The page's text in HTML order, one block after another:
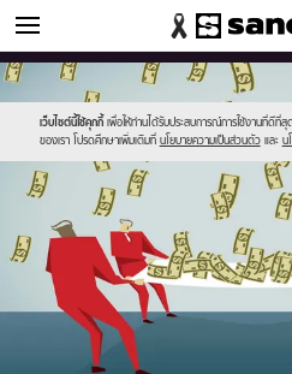
ดูดวง
เว็บไซต์นี้ใช้คุกกี้ เพื่อให้ท่านได้รับประสบการณ์การใช้งานที่ดีที่สุ
ของเรา โปรดศึกษาเพิ่มเติมที่ นโยบายความเป็นส่วนตัว และ น
Sanook
//s.isanook.com/sr/0/images/logo-
new-
sanook.png
600
60
//s.isanook.com/ho/0/ud/37/189267/